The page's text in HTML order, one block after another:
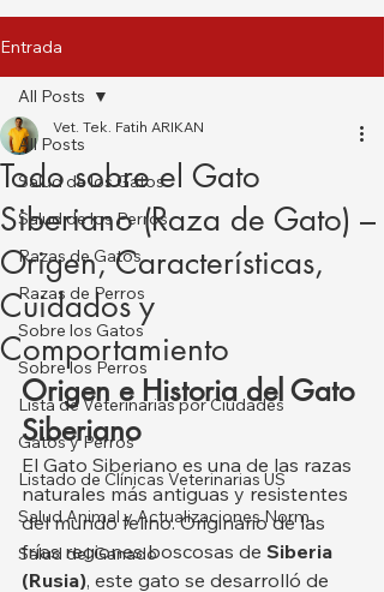
Entrada
All Posts
Salud de los Gatos
Salud de los Perros
Razas de Gatos
Razas de Perros
Sobre los Gatos
Sobre los Perros
Lista de Veterinarias por Ciudades
Gatos y Perros
Listado de Clínicas Veterinarias US
Salud Animal y Actualizaciones Norm
Salud del Ganado
All Posts
Todo sobre el Gato
Siberiano (Raza de Gato) –
Origen, Características,
Cuidados y
Comportamiento
Vet. Tek. Fatih ARIKAN
Origen e Historia del Gato
Siberiano
El Gato Siberiano es una de las razas
naturales más antiguas y resistentes
del mundo felino. Originario de las
frías regiones boscosas de Siberia
(Rusia), este gato se desarrolló de